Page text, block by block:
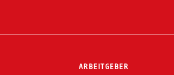
ARBEITGEBER